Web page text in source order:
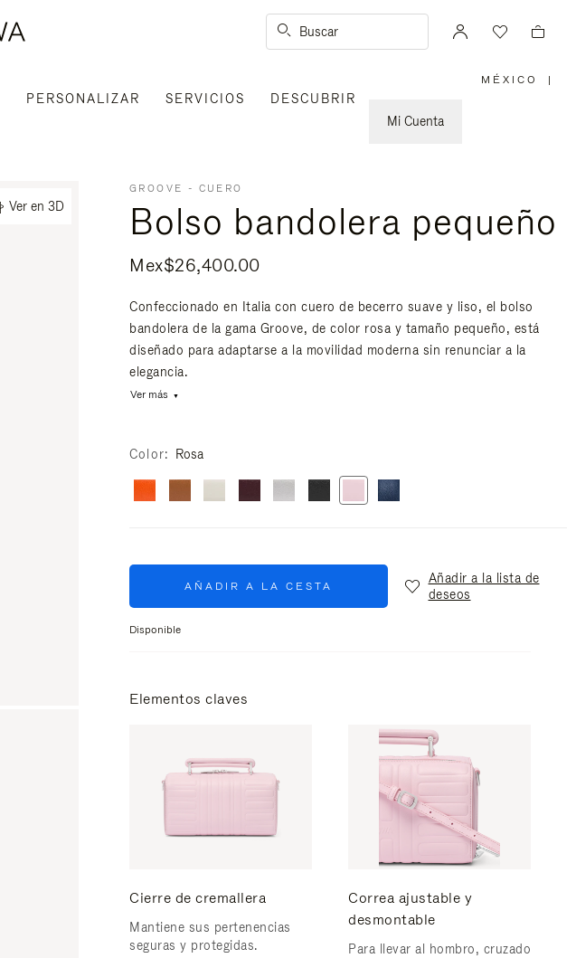
Buscar
PERSONALIZAR SERVICIOS
DESCUBRIR
Mi Cuenta
MÉXICO |
Ver en 3D
GROOVE - CUERO
Bolso bandolera pequeño
Mex$26,400.00
Confeccionado en Italia con cuero de becerro suave y liso, el bolso
bandolera de la gama Groove, de color rosa y tamaño pequeño, está
diseñado para adaptarse a la movilidad moderna sin renunciar a la
elegancia.
Ver más
Color Rosa
AÑADIR A LA CESTA
Añadir a la lista de
deseos
Disponible
Elementos claves
Cierre de cremallera
Mantiene sus pertenencias
seguras y protegidas.
Correa ajustable y
desmontable
Para llevar al hombro, cruzado